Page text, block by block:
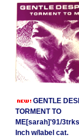
GENTLE
TORMENT TO
ME[sarah]'91/
Inch w/label cat.